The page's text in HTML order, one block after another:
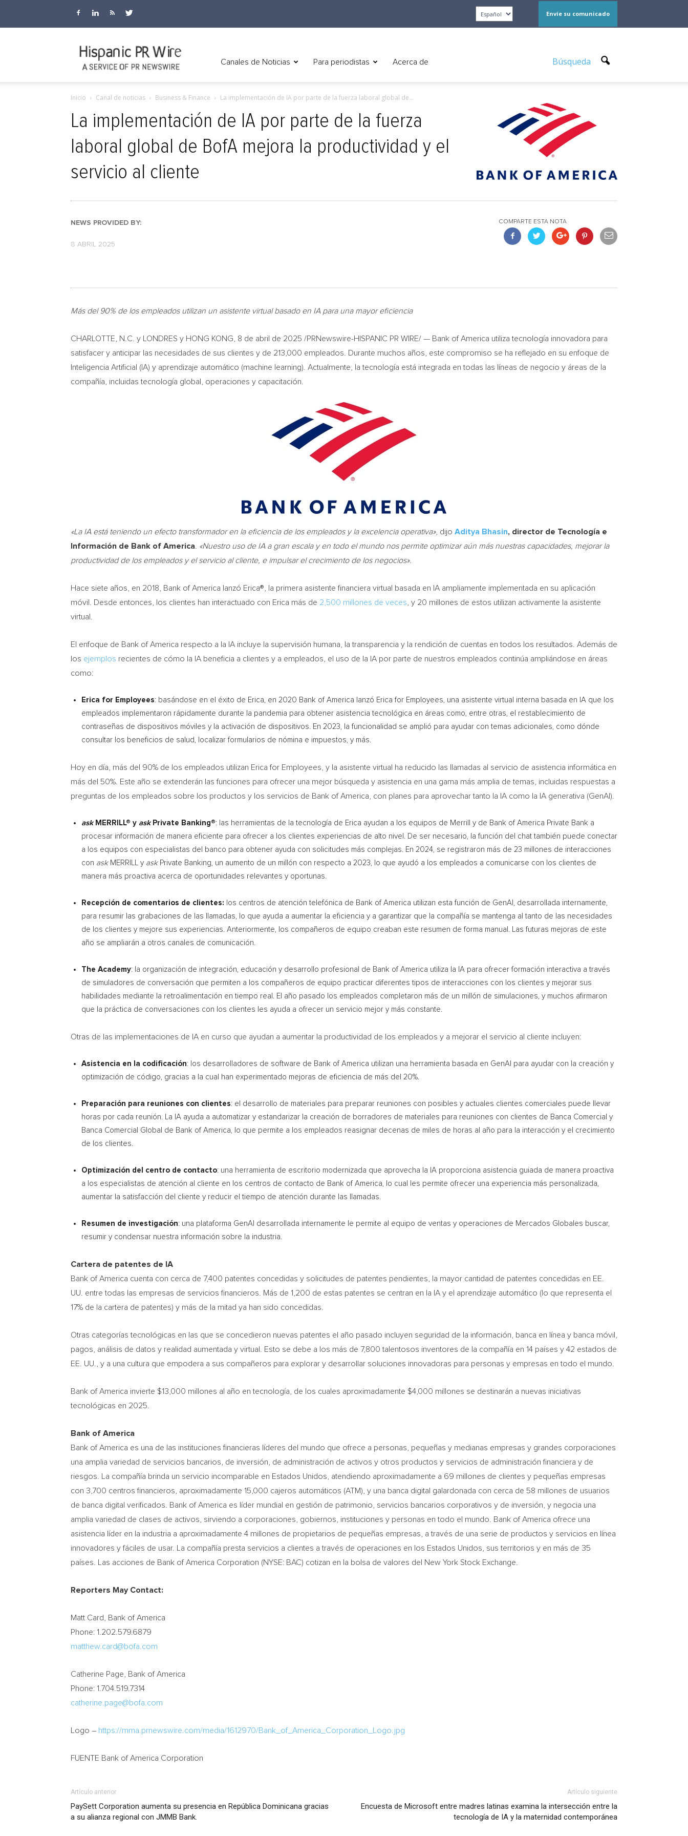
Envíe su comunicado
Canales de Noticias Para periodistas Acerca de Búsqueda
Inicio Canal de noticias Business & Finance La implementación de IA por parte de la fuerza laboral global de...
La implementación de IA por parte de la fuerza
laboral global de BofA mejora la productividad y el
servicio al cliente
NEWS PROVIDED BY:
8 ABRIL 2025
COMPARTE ESTA NOTA
Más del 90% de los empleados utilizan un asistente virtual basado en IA para una mayor eficiencia
CHARLOTTE, N.C. y LONDRES y HONG KONG 8 de abril de 2025 /PRNewswire-HISPANIC PR WIRE/ — Bank of America utiliza tecnología innovadora para
satisfacer y anticipar las necesidades de sus clientes y de 213,000 empleados. Durante muchos años, este compromiso se ha reflejado en su enfoque de
Inteligencia Artificial (IA) y aprendizaje automático (machine learning). Actualmente, la tecnología está integrada en todas las líneas de negocio y áreas de la
compañía, incluidas tecnología global, operaciones y capacitación.
«La IA está teniendo un efecto transformador en la eficiencia de los empleados y la excelencia operativa», dijo Aditya Bhasin, director de Tecnología e
Información de Bank of America
«Nuestro uso de IA a gran escala y en todo el mundo nos permite optimizar aún más nuestras capacidades, mejorar la
productividad de los empleados y el servicio al cliente, e impulsar el crecimiento de los negocios».
Hace siete años, en 2018, Bank of America lanzó Erica®, la primera asistente financiera virtual basada en IA ampliamente implementada en su aplicación
móvil. Desde entonces, los clientes han interactuado con Erica más de 2,500 millones de veces , y 20 millones de estos utilizan activamente la asistente
virtual.
El enfoque de Bank of America respecto a la IA incluye la supervisión humana, la transparencia y la rendición de cuentas en todos los resultados. Además de
los ejemplos recientes de cómo la IA beneficia a clientes y a empleados, el uso de la IA por parte de nuestros empleados continúa ampliándose en áreas
como:
Erica for Employees: basándose en el éxito de Erica, en 2020 Bank of America lanzó Erica for Employees, una asistente virtual interna basada en IA que los
empleados implementaron rápidamente durante la pandemia para obtener asistencia tecnológica en áreas como, entre otras, el restablecimiento de
contraseñas de dispositivos móviles y la activación de dispositivos. En 2023, la funcionalidad se amplió para ayudar con temas adicionales, como dónde
consultar los beneficios de salud, localizar formularios de nómina e impuestos, y más.
Hoy en día, más del 90% de los empleados utilizan Erica for Employees, y la asistente virtual ha reducido las llamadas al servicio de asistencia informática en
más del 50%. Este año se extenderán las funciones para ofrecer una mejor búsqueda y asistencia en una gama más amplia de temas, incluidas respuestas a
preguntas de los empleados sobre los productos y los servicios de Bank of America, con planes para aprovechar tanto la IA como la IA generativa (GenAI).
askMERRILL® y askPrivate Banking®: las herramientas de la tecnología de Erica ayudan a los equipos de Merrill y de Bank of America Private Bank a
procesar información de manera eficiente para ofrecer a los clientes experiencias de alto nivel. De ser necesario, la función del chat también puede conectar
a los equipos con especialistas del banco para obtener ayuda con solicitudes más complejas. En 2024, se registraron más de 23 millones de interacciones
con askMERRILL y askPrivate Banking, un aumento de un millón con respecto a 2023, lo que ayudó a los empleados a comunicarse con los clientes de
manera más proactiva acerca de oportunidades relevantes y oportunas.
Recepción de comentarios de clientes: los centros de atención telefónica de Bank of America utilizan esta función de GenAI, desarrollada internamente,
para resumir las grabaciones de las llamadas, lo que ayuda a aumentar la eficiencia y a garantizar que la compañía se mantenga al tanto de las necesidades
de los clientes y mejore sus experiencias. Anteriormente, los compañeros de equipo creaban este resumen de forma manual. Las futuras mejoras de este
año se ampliarán a otros canales de comunicación.
The Academy: la organización de integración, educación y desarrollo profesional de Bank of America utiliza la IA para ofrecer formación interactiva a través
de simuladores de conversación que permiten a los compañeros de equipo practicar diferentes tipos de interacciones con los clientes y mejorar sus
habilidades mediante la retroalimentación en tiempo real. El año pasado los empleados completaron más de un millón de simulaciones, y muchos afirmaron
que la práctica de conversaciones con los clientes les ayuda a ofrecer un servicio mejor y más constante.
Otras de las implementaciones de IA en curso que ayudan a aumentar la productividad de los empleados y a mejorar el servicio al cliente incluyen:
Asistencia en la codificación: los desarrolladores de software de Bank of America utilizan una herramienta basada en GenAI para ayudar con la creación y
optimización de código, gracias a la cual han experimentado mejoras de eficiencia de más del 20%.
Preparación para reuniones con clientes: el desarrollo de materiales para preparar reuniones con posibles y actuales clientes comerciales puede llevar
horas por cada reunión. La IA ayuda a automatizar y estandarizar la creación de borradores de materiales para reuniones con clientes de Banca Comercial y
Banca Comercial Global de Bank of America, lo que permite a los empleados reasignar decenas de miles de horas al año para la interacción y el crecimiento
de los clientes.
Optimización del centro de contacto: una herramienta de escritorio modernizada que aprovecha la IA proporciona asistencia guiada de manera proactiva
a los especialistas de atención al cliente en los centros de contacto de Bank of America, lo cual les permite ofrecer una experiencia más personalizada,
aumentar la satisfacción del cliente y reducir el tiempo de atención durante las llamadas.
Resumen de investigación: una plataforma GenAI desarrollada internamente le permite al equipo de ventas y operaciones de Mercados Globales buscar,
resumir y condensar nuestra información sobre la industria.
Cartera de patentes de IA
Bank of America cuenta con cerca de 7,400 patentes concedidas y solicitudes de patentes pendientes, la mayor cantidad de patentes concedidas en EE.
UU. entre todas las empresas de servicios financieros. Más de 1,200 de estas patentes se centran en la IA y el aprendizaje automático (lo que representa el
17% de la cartera de patentes) y más de la mitad ya han sido concedidas.
Otras categorías tecnológicas en las que se concedieron nuevas patentes el año pasado incluyen seguridad de la información, banca en línea y banca móvil,
pagos, análisis de datos y realidad aumentada y virtual. Esto se debe a los más de 7,800 talentosos inventores de la compañía en 14 países y 42 estados de
EE. UU., y a una cultura que empodera a sus compañeros para explorar y desarrollar soluciones innovadoras para personas y empresas en todo el mundo.
Bank of America invierte $13,000 millones al año en tecnología, de los cuales aproximadamente $4,000 millones se destinarán a nuevas iniciativas
tecnológicas en 2025.
Bank of America
Bank of America es una de las instituciones financieras líderes del mundo que ofrece a personas, pequeñas y medianas empresas y grandes corporaciones
una amplia variedad de servicios bancarios, de inversión, de administración de activos y otros productos y servicios de administración financiera y de
riesgos. La compañía brinda un servicio incomparable en Estados Unidos, atendiendo aproximadamente a 69 millones de clientes y pequeñas empresas
con 3,700 centros financieros, aproximadamente 15,000 cajeros automáticos (ATM), y una banca digital galardonada con cerca de 58 millones de usuarios
de banca digital verificados. Bank of America es líder mundial en gestión de patrimonio, servicios bancarios corporativos y de inversión, y negocia una
amplia variedad de clases de activos, sirviendo a corporaciones, gobiernos, instituciones y personas en todo el mundo. Bank of America ofrece una
asistencia líder en la industria a aproximadamente 4 millones de propietarios de pequeñas empresas, a través de una serie de productos y servicios en línea
innovadores y fáciles de usar. La compañía presta servicios a clientes a través de operaciones en los Estados Unidos, sus territorios y en más de 35
países. Las acciones de Bank of America Corporation (NYSE: BAC) cotizan en la bolsa de valores del New York Stock Exchange.
Reporters May Contact:
Matt Card
, Bank of America
Phone: 1.202.579.6879
matthew.card@bofa.com
Catherine Page , Bank of America
Phone: 1.704.519.7314
catherine.page@bofa.com
Logo – https://mma.prnewswire.com/media/1612970/Bank_of_America_Corporation_Logo.jpg
FUENTE Bank of America Corporation
Artículo anterior
PaySett Corporation aumenta su presencia en República Dominicana gracias
a su alianza regional con JMMB Bank.
Artículo siguiente
Encuesta de Microsoft entre madres latinas examina la intersección entre la
tecnología de IA y la maternidad contemporánea